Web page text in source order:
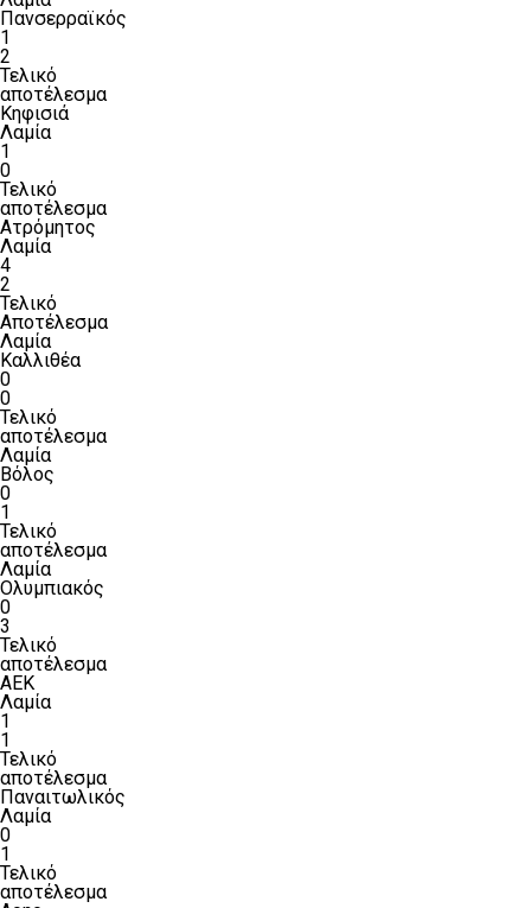
Πανσερραϊκός
1
2
Τελικό
αποτέλεσμα
Κηφισιά
Λαμία
1
0
Τελικό
αποτέλεσμα
Ατρόμητος
Λαμία
4
2
Τελικό
Αποτέλεσμα
Λαμία
Καλλιθέα
0
0
Τελικό
αποτέλεσμα
Λαμία
Βόλος
0
1
Τελικό
αποτέλεσμα
Λαμία
Ολυμπιακός
0
3
Τελικό
αποτέλεσμα
ΑΕΚ
Λαμία
1
1
Τελικό
αποτέλεσμα
Παναιτωλικός
Λαμία
0
1
Τελικό
αποτέλεσμα